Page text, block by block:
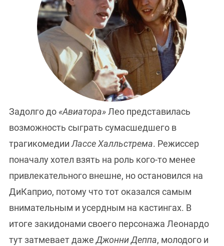
Задолго до «Авиатора»Лео представилась
возможность сыграть сумасшедшего в
трагикомедииЛассе Халльстрема. Режиссер
поначалу хотел взять на роль кого-то менее
привлекательного внешне, но остановился на
ДиКаприо, потому что тот оказался самым
внимательным и усердным на кастингах. В
итоге закидонами своего персонажа Леонардо
тут затмевает дажеДжонни Деппа, молодого и